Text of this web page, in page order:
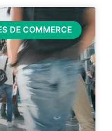
DE COMMERCE